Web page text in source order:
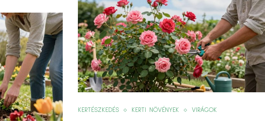
KERTÉSZKEDÉS KERTI NÖVÉNYEK VIRÁGOK